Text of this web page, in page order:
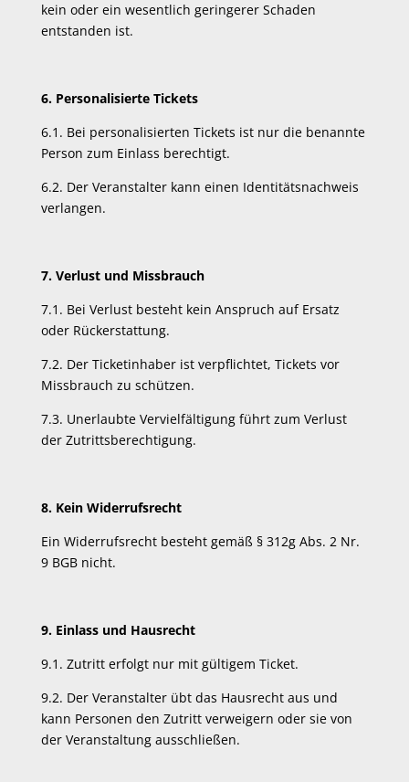
kein oder ein wesentlich geringerer Schaden
entstanden ist.
6. Personalisierte Tickets
6.1. Bei personalisierten Tickets ist nur die benannte
Person zum Einlass berechtigt.
6.2. Der Veranstalter kann einen Identitätsnachweis
verlangen.
7. Verlust und Missbrauch
7.1. Bei Verlust besteht kein Anspruch auf Ersatz
oder Rückerstattung.
7.2. Der Ticketinhaber ist verpflichtet, Tickets vor
Missbrauch zu schützen.
7.3. Unerlaubte Vervielfältigung führt zum Verlust
der Zutrittsberechtigung.
8. Kein Widerrufsrecht
Ein Widerrufsrecht besteht gemäß § 312g Abs. 2 Nr.
9 BGB nicht.
9. Einlass und Hausrecht
9.1. Zutritt erfolgt nur mit gültigem Ticket.
9.2. Der Veranstalter übt das Hausrecht aus und
kann Personen den Zutritt verweigern oder sie von
der Veranstaltung ausschließen.